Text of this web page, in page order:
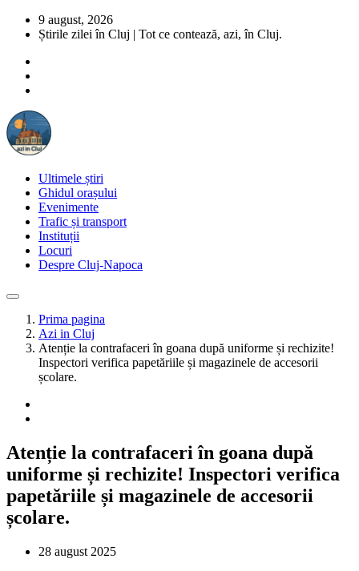
9 august, 2026
Știrile zilei în Cluj | Tot ce contează, azi, în Cluj.
Ultimele știri
Ghidul orașului
Evenimente
Trafic și transport
Instituții
Locuri
Despre Cluj-Napoca
Prima pagina
Azi in Cluj
Atenție la contrafaceri în goana după uniforme și rechizite!
Inspectori verifica papetăriile și magazinele de accesorii
școlare.
Atenție la contrafaceri în goana după
uniforme și rechizite! Inspectori verifica
papetăriile și magazinele de accesorii
școlare.
28 august 2025